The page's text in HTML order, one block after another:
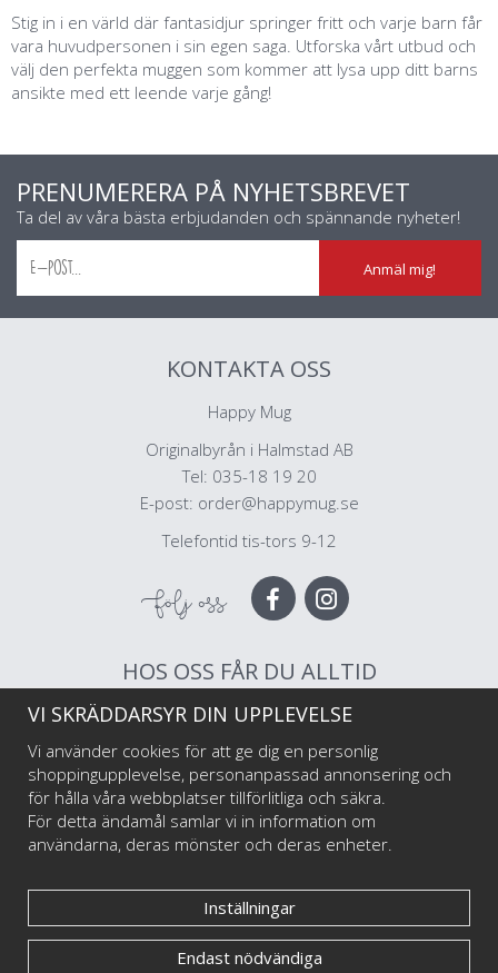
Stig in i en värld där fantasidjur springer fritt och varje barn får
vara huvudpersonen i sin egen saga. Utforska vårt utbud och
välj den perfekta muggen som kommer att lysa upp ditt barns
ansikte med ett leende varje gång!
PRENUMERERA PÅ NYHETSBREVET
Ta del av våra bästa erbjudanden och spännande nyheter!
Anmäl mig!
KONTAKTA OSS
Happy Mug
Originalbyrån i Halmstad AB
Tel: 035-18 19 20
E-post: order@happymug.se
Telefontid tis-tors 9-12
Följ oss
HOS OSS FÅR DU ALLTID
Muggar av högsta kvalitet
Snabb leverans
Trygg betalning
Välkommen till Happy Mug som är Sveriges första och största muggtryckeri av
emaljmuggar till privatpersoner och företag, illustratörer och konstnärer. Vi
VI SKRÄDDARSYR DIN UPPLEVELSE
Vi använder cookies för att ge dig en personlig
shoppingupplevelse, personanpassad annonsering och
för hålla våra webbplatser tillförlitliga och säkra.
För detta ändamål samlar vi in information om
användarna, deras mönster och deras enheter.
Inställningar
Endast nödvändiga